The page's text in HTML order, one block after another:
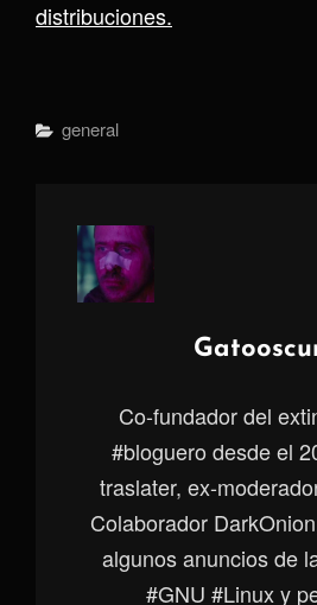
distribuciones.
Categorías
General
Autor:
Co-fundador del
#bloguero desde el
traslater, ex-
Colaborador
algunos anuncios de
#GNU #Linux y